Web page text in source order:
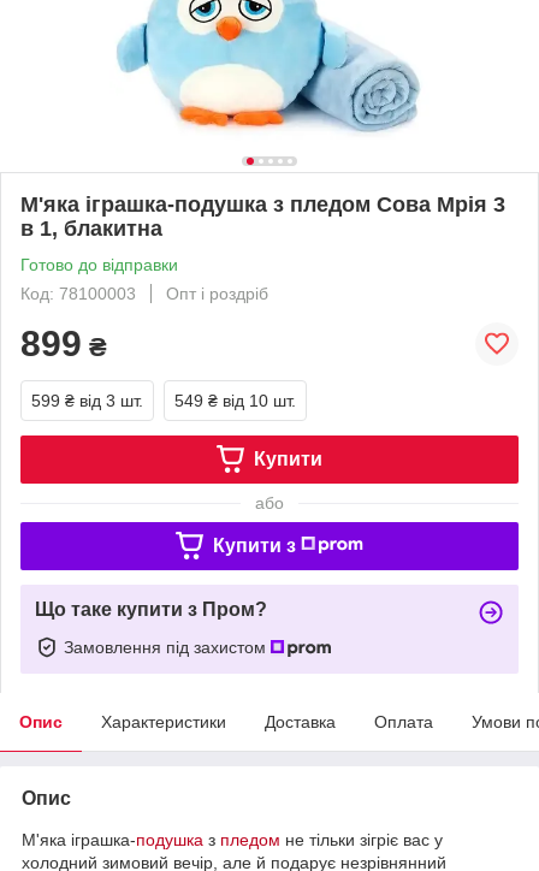
М'яка іграшка-подушка з пледом Сова Мрія 3
в 1, блакитна
Готово до відправки
Код: 78100003
Опт і роздріб
899 ₴
599 ₴ від 3 шт. 549 ₴ від 10 шт.
Купити
або
Купити з
Що таке купити з Пром?
Замовлення під захистом
Опис Характеристики Доставка Оплата Умови
Опис
М'яка іграшка-подушка з пледом не тільки зігріє вас у
холодний зимовий вечір, але й подарує незрівнянний